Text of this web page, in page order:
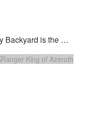
My Backyard is the Tang Dynasty